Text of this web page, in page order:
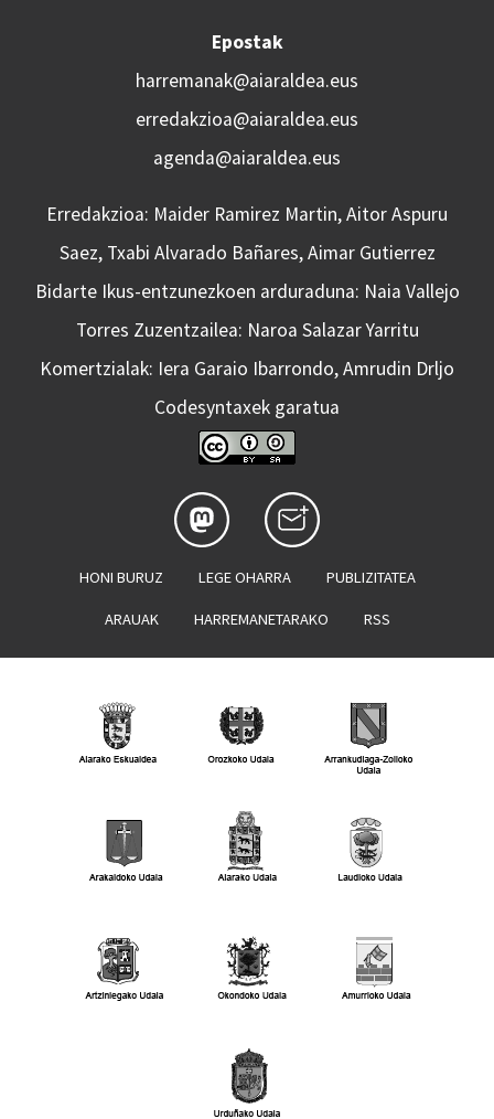
Epostak
harremanak@aiaraldea.eus
erredakzioa@aiaraldea.eus
agenda@aiaraldea.eus
Erredakzioa: Maider Ramirez Martin, Aitor Aspuru
Saez, Txabi Alvarado Bañares, Aimar Gutierrez
Bidarte Ikus-entzunezkoen arduraduna: Naia Vallejo
Torres Zuzentzailea: Naroa Salazar Yarritu
Komertzialak: Iera Garaio Ibarrondo, Amrudin Drljo
Codesyntaxek garatua
HONI BURUZ LEGE OHARRA PUBLIZITATEA
ARAUAK HARREMANETARAKO RSS